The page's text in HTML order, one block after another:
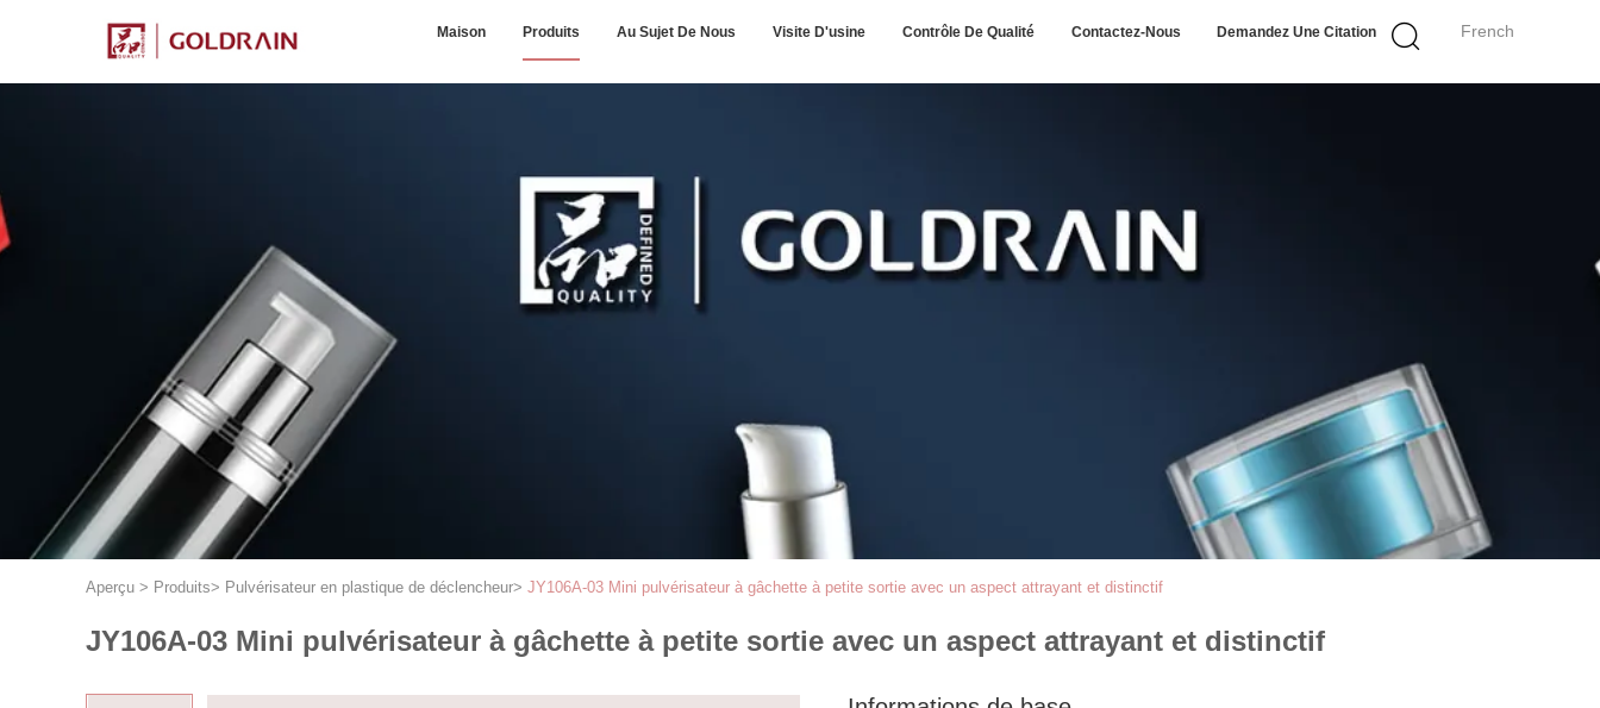
French
Maison Produits Au Sujet De Nous Visite D'usine Contrôle De Qualité Contactez-Nous Demandez Une Citation
Aperçu > Produits> Pulvérisateur en plastique de déclencheur> JY106A-03 Mini pulvérisateur à gâchette à petite sortie avec un aspect attrayant et distinctif
JY106A-03 Mini pulvérisateur à gâchette à petite sortie avec un aspect attrayant et distinctif